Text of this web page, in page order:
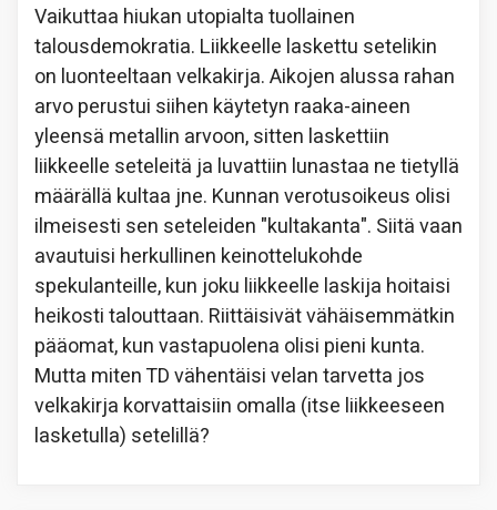
Vaikuttaa hiukan utopialta tuollainen
talousdemokratia. Liikkeelle laskettu setelikin
on luonteeltaan velkakirja. Aikojen alussa rahan
arvo perustui siihen käytetyn raaka-aineen
yleensä metallin arvoon, sitten laskettiin
liikkeelle seteleitä ja luvattiin lunastaa ne tietyllä
määrällä kultaa jne. Kunnan verotusoikeus olisi
ilmeisesti sen seteleiden "kultakanta". Siitä vaan
avautuisi herkullinen keinottelukohde
spekulanteille, kun joku liikkeelle laskija hoitaisi
heikosti talouttaan. Riittäisivät vähäisemmätkin
pääomat, kun vastapuolena olisi pieni kunta.
Mutta miten TD vähentäisi velan tarvetta jos
velkakirja korvattaisiin omalla (itse liikkeeseen
lasketulla) setelillä?